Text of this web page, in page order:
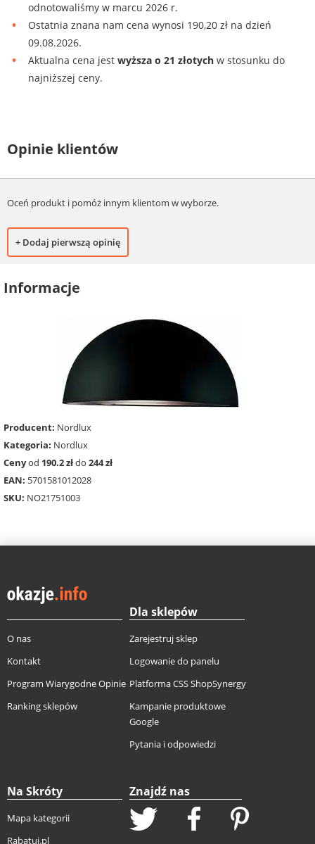
odnotowaliśmy w marcu 2026 r.
Ostatnia znana nam cena wynosi 190,20 zł na dzień
09.08.2026.
Aktualna cena jest wyższa o 21 złotych w stosunku do
najniższej ceny.
Opinie klientów
Oceń produkt i pomóż innym klientom w wyborze.
+ Dodaj pierwszą opinię
Informacje
Producent: Nordlux
Kategoria: Nordlux
Cenyod 190.2 złdo 244 zł
EAN: 5701581012028
SKU: NO21751003
O nas
Kontakt
Program Wiarygodne Opinie
Ranking sklepów
Dla sklepów
Zarejestruj sklep
Logowanie do panelu
Platforma CSS ShopSynergy
Kampanie produktowe
Google
Pytania i odpowiedzi
Na Skróty
Mapa kategorii
Rabatuj.pl
Znajdź nas